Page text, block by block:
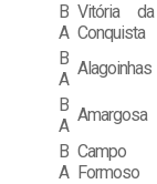
B
A
Vitória da
Conquista
B
A
Alagoinhas
B
A
Amargosa
B
A
Campo
Formoso